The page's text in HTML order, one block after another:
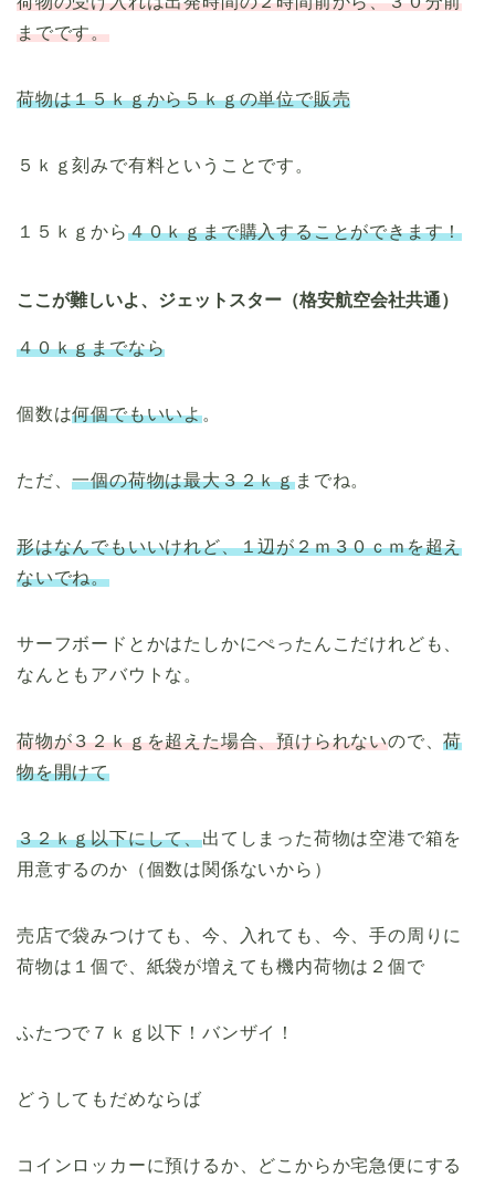
までです。
荷物は１５ｋｇから５ｋｇの単位で販売
５ｋｇ刻みで有料ということです。
１５ｋｇから４０ｋｇまで購入することができます！
ここが難しいよ、ジェットスター（格安航空会社共通）
４０ｋｇまでなら
個数は何個でもいいよ。
ただ、一個の荷物は最大３２ｋｇまでね。
形はなんでもいいけれど、１辺が２ｍ３０ｃｍを超え
ないでね。
サーフボードとかはたしかにぺったんこだけれども、
なんともアバウトな。
荷物が３２ｋｇを超えた場合、預けられないので、荷
物を開けて
３２ｋｇ以下にして、出てしまった荷物は空港で箱を
用意するのか（個数は関係ないから）
売店で袋みつけても、今、入れても、今、手の周りに
荷物は１個で、紙袋が増えても機内荷物は２個で
ふたつで７ｋｇ以下！バンザイ！
どうしてもだめならば
コインロッカーに預けるか、どこからか宅急便にする